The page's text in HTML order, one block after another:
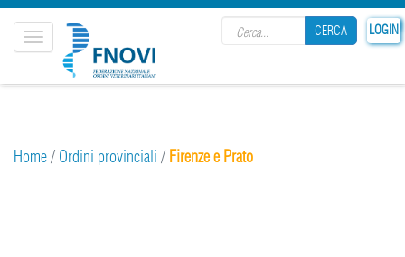
LOGIN
CERCA
Toggle
navigation
Home/ Ordini provinciali / Firenze e Prato